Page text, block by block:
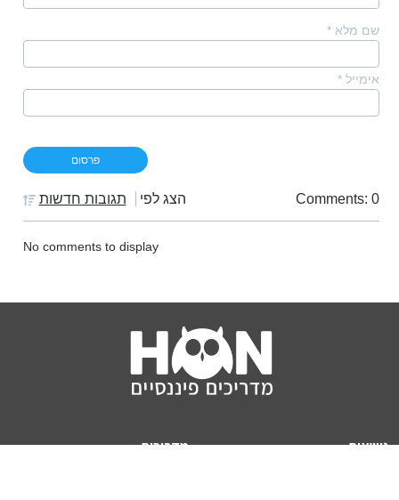
שם מלא *
אימייל *
Comments: 0 הצג לפי תגובות חדשות
No comments to display
נושאים
מדריכים